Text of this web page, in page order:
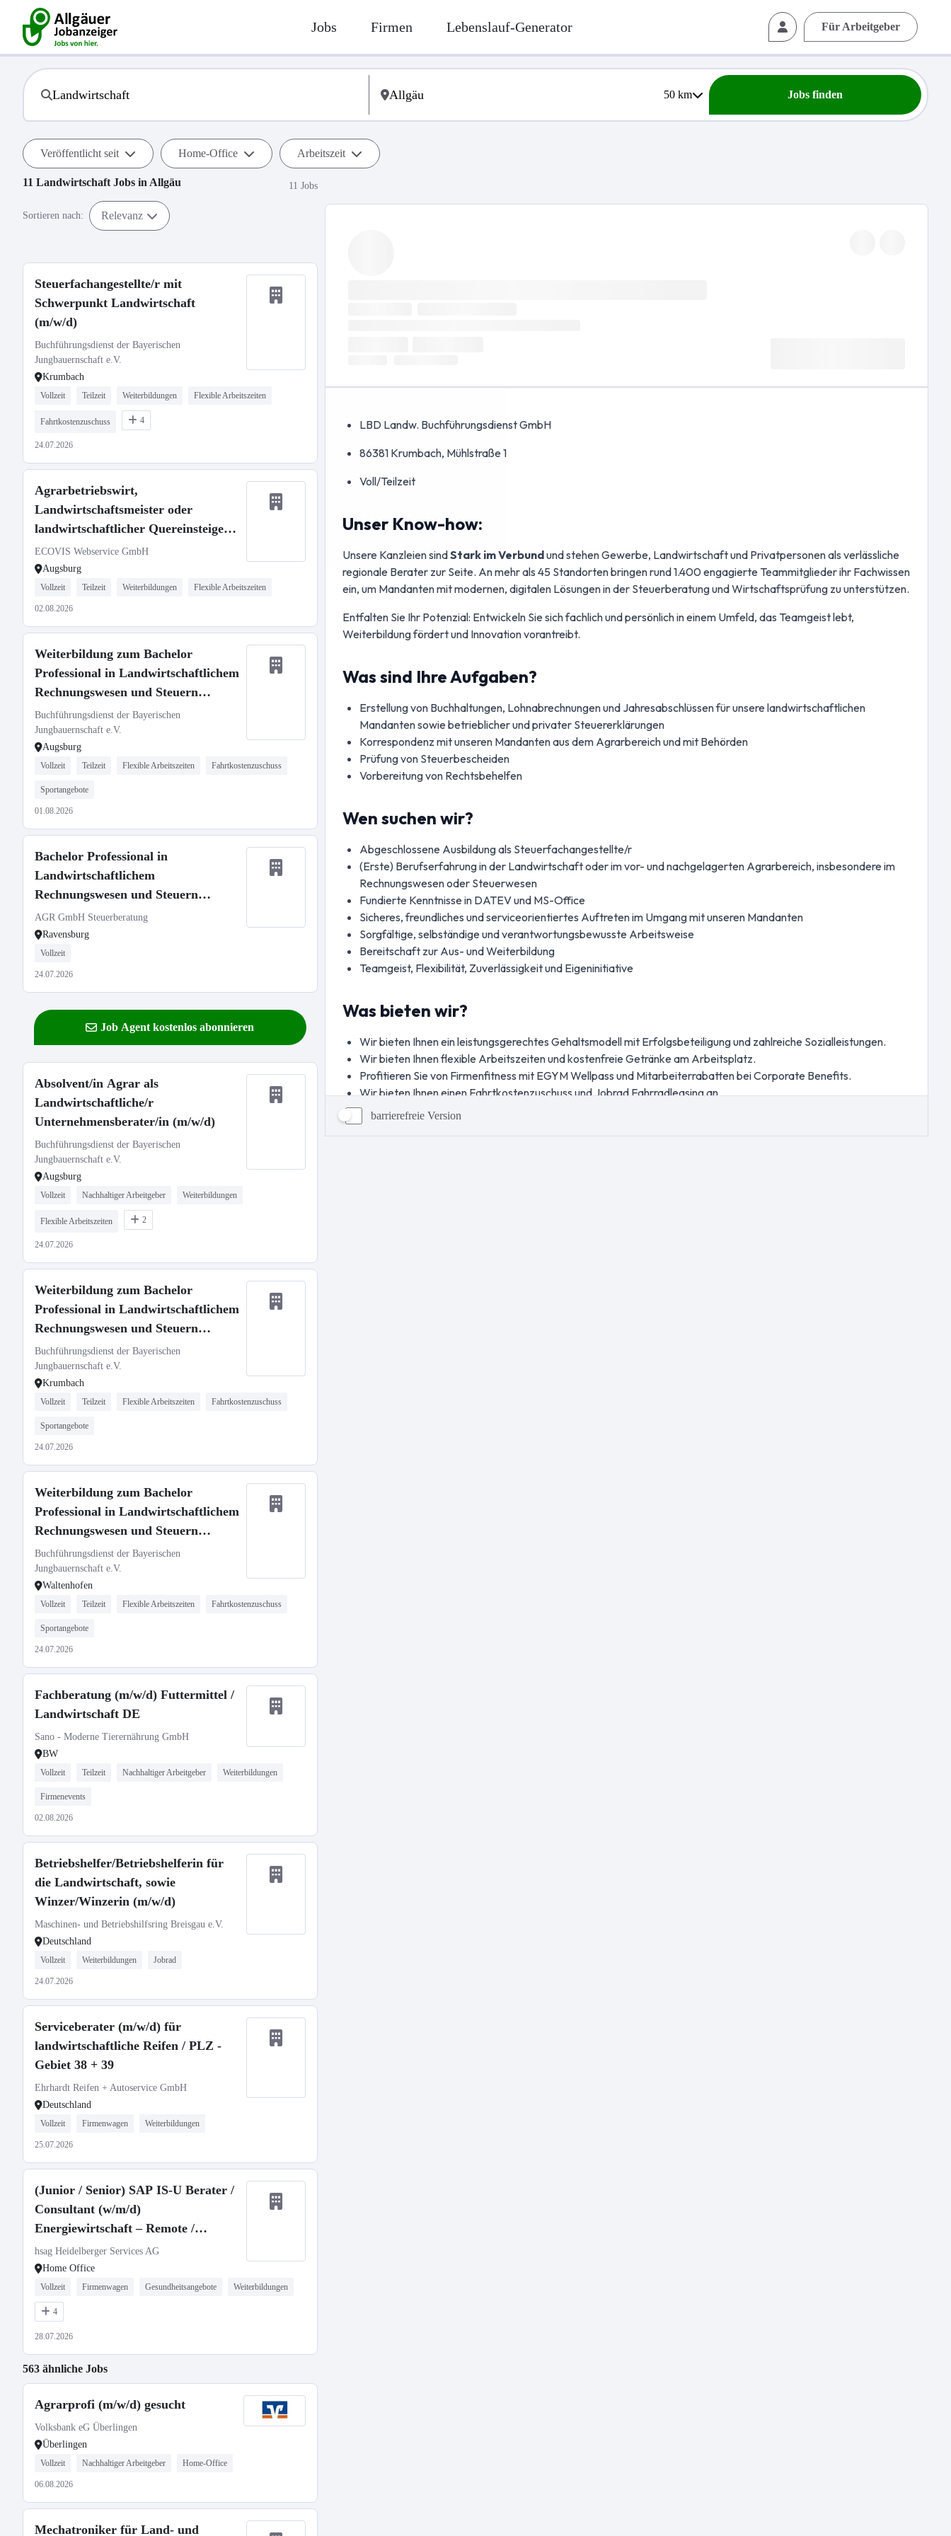
Jobs Firmen Lebenslauf-Generator Für Arbeitgeber
50km Jobs finden
Veröffentlicht seit Home-Office Arbeitszeit
11 Landwirtschaft Jobs in Allgäu 11 Jobs
Sortieren nach: Relevanz
Steuerfachangestellte/r mit
Schwerpunkt Landwirtschaft
(m/w/d)
Buchführungsdienst der Bayerischen
Jungbauernschaft e.V.
Krumbach
Vollzeit Teilzeit Weiterbildungen Flexible Arbeitszeiten
Fahrtkostenzuschuss 4
24.07.2026
Agrarbetriebswirt,
Landwirtschaftsmeister oder
landwirtschaftlicher Quereinsteiger
in der Steuerberatung (m/w/d)
ECOVIS Webservice GmbH
Augsburg
Vollzeit Teilzeit Weiterbildungen Flexible Arbeitszeiten
02.08.2026
Weiterbildung zum Bachelor
Professional in Landwirtschaftlichem
Rechnungswesen und Steuern
(m/w/d)
Buchführungsdienst der Bayerischen
Jungbauernschaft e.V.
Augsburg
Vollzeit Teilzeit Flexible Arbeitszeiten Fahrtkostenzuschuss
Sportangebote
01.08.2026
Bachelor Professional in
Landwirtschaftlichem
Rechnungswesen und Steuern
(m/w/d)
AGR GmbH Steuerberatung
Ravensburg
Vollzeit
24.07.2026
Job Agent kostenlos abonnieren
Absolvent/in Agrar als
Landwirtschaftliche/r
Unternehmensberater/in (m/w/d)
Buchführungsdienst der Bayerischen
Jungbauernschaft e.V.
Augsburg
Vollzeit Nachhaltiger Arbeitgeber Weiterbildungen
Flexible Arbeitszeiten 2
24.07.2026
Weiterbildung zum Bachelor
Professional in Landwirtschaftlichem
Rechnungswesen und Steuern
(m/w/d)
Buchführungsdienst der Bayerischen
Jungbauernschaft e.V.
Krumbach
Vollzeit Teilzeit Flexible Arbeitszeiten Fahrtkostenzuschuss
Sportangebote
24.07.2026
Weiterbildung zum Bachelor
Professional in Landwirtschaftlichem
Rechnungswesen und Steuern
(m/w/d)
Buchführungsdienst der Bayerischen
Jungbauernschaft e.V.
Waltenhofen
Vollzeit Teilzeit Flexible Arbeitszeiten Fahrtkostenzuschuss
Sportangebote
24.07.2026
Fachberatung (m/w/d) Futtermittel /
Landwirtschaft DE
Sano - Moderne Tierernährung GmbH
BW
Vollzeit Teilzeit Nachhaltiger Arbeitgeber Weiterbildungen
Firmenevents
02.08.2026
Betriebshelfer/Betriebshelferin für
die Landwirtschaft, sowie
Winzer/Winzerin (m/w/d)
Maschinen- und Betriebshilfsring Breisgau e.V.
Deutschland
Vollzeit Weiterbildungen Jobrad
24.07.2026
Serviceberater (m/w/d) für
landwirtschaftliche Reifen / PLZ -
Gebiet 38 + 39
Ehrhardt Reifen + Autoservice GmbH
Deutschland
Vollzeit Firmenwagen Weiterbildungen
25.07.2026
(Junior / Senior) SAP IS-U Berater /
Consultant (w/m/d)
Energiewirtschaft – Remote /
Deutschland / Neuseeland
hsag Heidelberger Services AG
Home Office
Vollzeit Firmenwagen Gesundheitsangebote Weiterbildungen
4
28.07.2026
563 ähnliche Jobs
Agrarprofi (m/w/d) gesucht
Volksbank eG Überlingen
Überlingen
Vollzeit Nachhaltiger Arbeitgeber Home-Office
06.08.2026
Mechatroniker für Land- und
barrierefreie Version